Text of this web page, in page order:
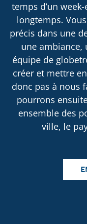
temps d’un
longtemps.
précis dans une
une ambiance,
équipe de
créer et mettre
donc pas à nous
pourrons
ensemble des
ville, le